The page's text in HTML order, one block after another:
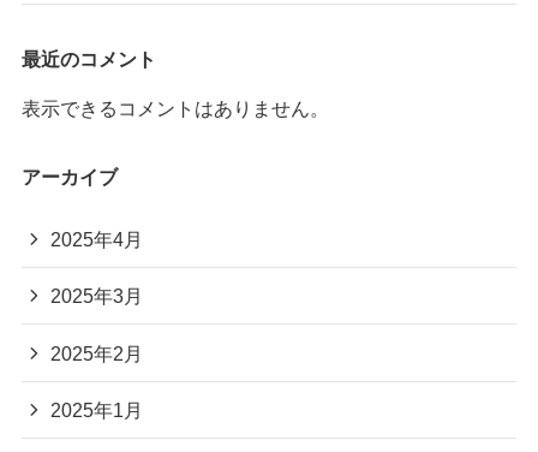
最近のコメント
表示できるコメントはありません。
アーカイブ
2025年4月
2025年3月
2025年2月
2025年1月